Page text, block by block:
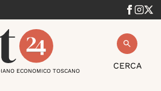
CERCA
ECONOMICO TOSCANO